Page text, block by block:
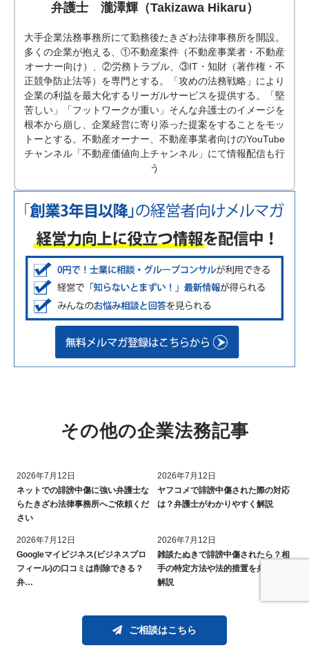
弁護士 瀧澤輝（Takizawa Hikaru）
大手企業法務事務所にて勤務後たきざわ法律事務所を開設。
多くの企業が抱える、①不動産案件（不動産事業者・不動産
オーナー向け）、②労務トラブル、③IT・知財（著作権・不
正競争防止法等）を専門とする。「攻めの法務戦略」により
企業の利益を最大化するリーガルサービスを提供する。「堅
苦しい」「フットワークが重い」そんな弁護士のイメージを
根本から崩し、企業経営に寄り添った提案をすることをモッ
トーとする。不動産オーナー、不動産事業者向けのYouTube
チャンネル「不動産価値向上チャンネル」にて情報配信も行
う
その他の企業法務記事
2026年7月12日
ネットでの誹謗中傷に強い弁護士な
らたきざわ法律事務所へご依頼くだ
さい
2026年7月12日
ヤフコメで誹謗中傷された際の対応
は？弁護士がわかりやすく解説
2026年7月12日
Googleマイビジネス(ビジネスプロ
フィール)の口コミは削除できる？
弁…
2026年7月12日
雑談たぬきで誹謗中傷されたら？相
手の特定方法や法的措置を弁護士が
解説
ご相談はこちら